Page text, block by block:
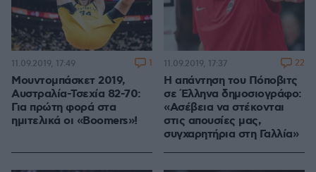
Μουντομπάσκετ 2019,
Αυστραλία-Τσεχία 82-70:
Για πρώτη φορά στα
ημιτελικά οι «Boomers»!
11.09.2019, 17:49 1
Η απάντηση του Πόποβιτς
σε Έλληνα δημοσιογράφο:
«Ασέβεια να στέκονται
στις απουσίες μας,
συγχαρητήρια στη Γαλλία»
11.09.2019, 17:37 22